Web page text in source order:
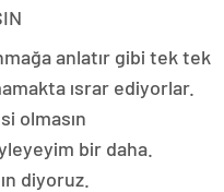
anlatır gibi tek tek
ısrar ediyorlar.
olmasın
bir daha.
diyoruz.